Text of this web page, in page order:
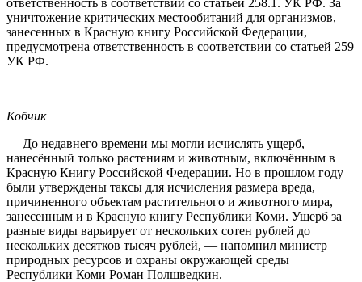
уничтожение критических местообитаний для организмов,
занесенных в Красную книгу Российской Федерации,
предусмотрена ответственность в соответствии со статьей 259
УК РФ.
Кобчик
— До недавнего времени мы могли исчислять ущерб,
нанесённый только растениям и животным, включённым в
Красную Книгу Российской Федерации. Но в прошлом году
были утверждены таксы для исчисления размера вреда,
причиненного объектам растительного и животного мира,
занесенным и в Красную книгу Республики Коми. Ущерб за
разные виды варьирует от нескольких сотен рублей до
нескольких десятков тысяч рублей, — напомнил министр
природных ресурсов и охраны окружающей среды
Республики Коми Роман Полшведкин.